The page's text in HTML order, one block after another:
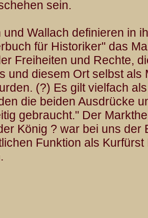
sein.
und Wallach definieren in
für Historiker" das
Freiheiten und Rechte,
und diesem Ort selbst als
(?) Es gilt vielfach
die beiden Ausdrücke
gebraucht." Der
König ? war bei uns der
Funktion als